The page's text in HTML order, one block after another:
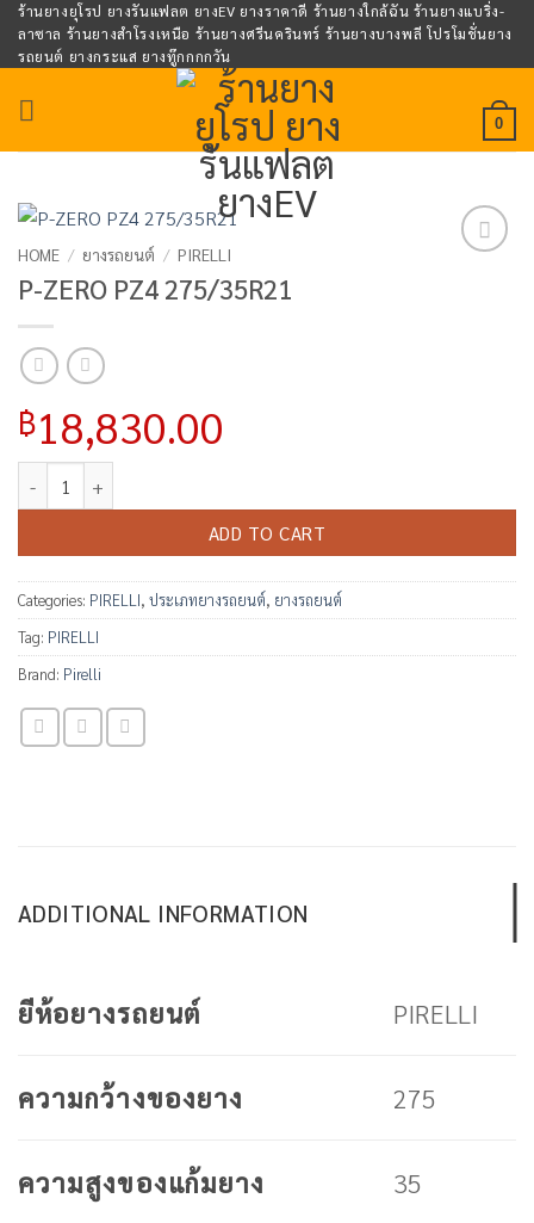
Skip
content
ร้านยางยุโรป ยางรันแฟลต ยางEV ยางราคาดี ร้านยางใกล้ฉัน ร้านยางแบริ่ง-
ลาซาล ร้านยางสำโรงเหนือ ร้านยางศรีนครินทร์ ร้านยางบางพลี โปรโมชั่นยาง
รถยนต์ ยางกระแส ยางทู๊กกกกวัน
0
HOME / ยางรถยนต์ / PIRELLI
P-ZERO PZ4 275/35R21
฿18,830.00
ADD TO CART
Categories: PIRELLI, ประเภทยางรถยนต์, ยางรถยนต์
Tag: PIRELLI
Brand: Pirelli
ADDITIONAL INFORMATION
ยีห้อยางรถยนต์ PIRELLI
ความกว้างของยาง 275
ความสูงของแก้มยาง 35